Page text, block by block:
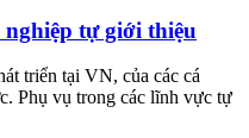
tự giới thiệu
triển tại VN, của các cá
Phụ vụ trong các lĩnh vực tự